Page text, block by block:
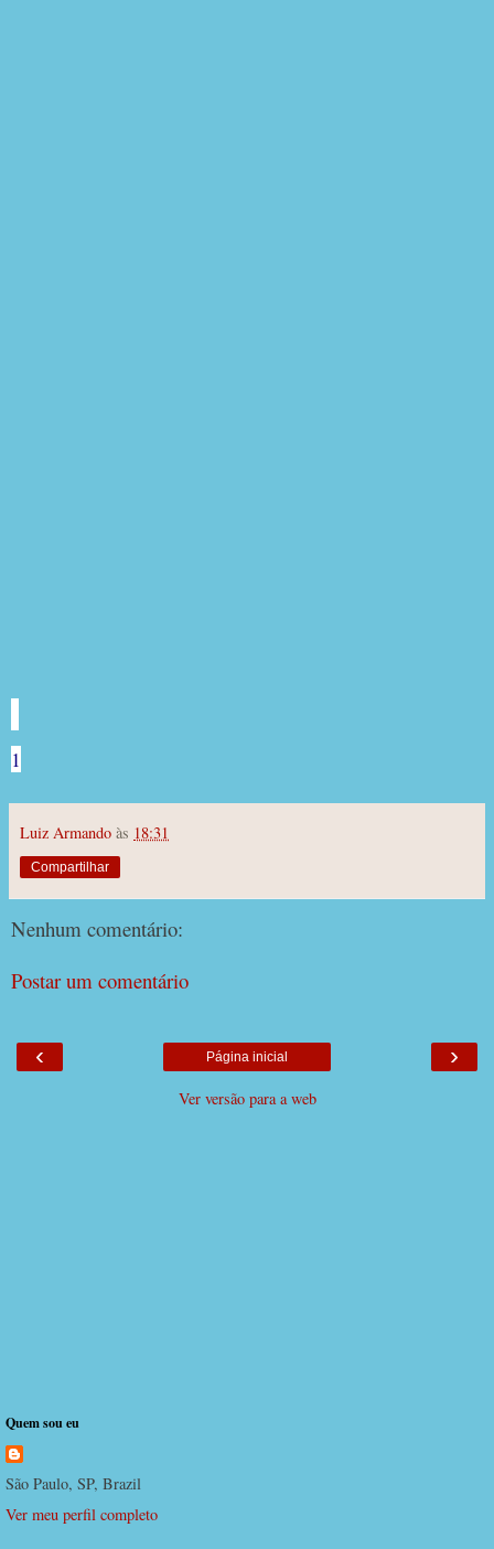
1
Luiz Armando às 18:31
Compartilhar
Nenhum comentário:
Postar um comentário
‹ ›
Página inicial
Ver versão para a web
Quem sou eu
São Paulo, SP, Brazil
Ver meu perfil completo